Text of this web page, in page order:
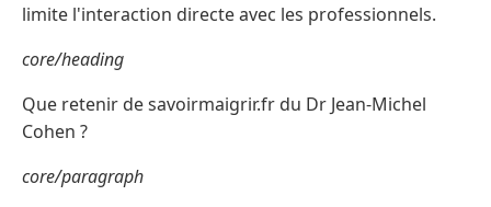
limite l'interaction directe avec les professionnels.
core/heading
Que retenir de savoirmaigrir.fr du Dr Jean-Michel
Cohen ?
core/paragraph